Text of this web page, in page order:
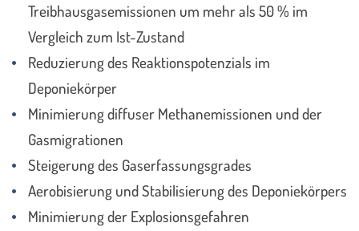
Treibhausgasemissionen um mehr als 50 % im
Vergleich zum Ist-Zustand
Reduzierung des Reaktionspotenzials im
Deponiekörper
Minimierung diffuser Methanemissionen und der
Gasmigrationen
Steigerung des Gaserfassungsgrades
Aerobisierung und Stabilisierung des Deponiekörpers
Minimierung der Explosionsgefahren